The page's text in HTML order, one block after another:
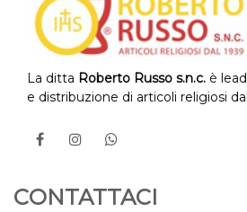
La ditta Roberto Russo s.n.c. è
e distribuzione di articoli religiosi
CONTATTACI